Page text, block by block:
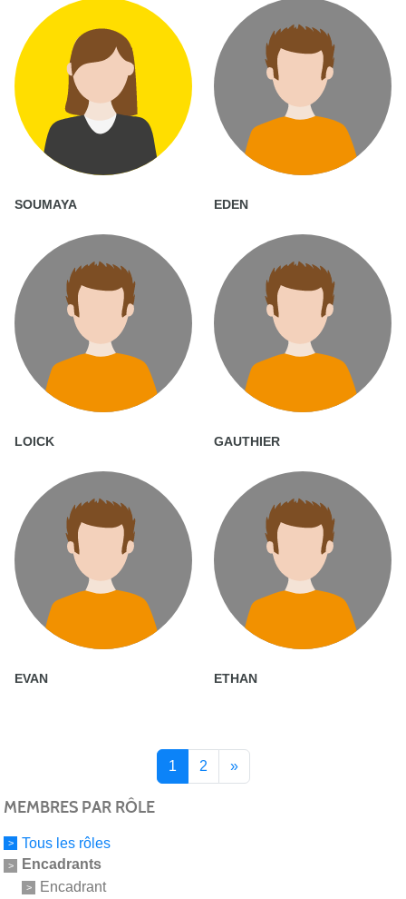
SOUMAYA EDEN
LOICK GAUTHIER
EVAN ETHAN
1 2 »
MEMBRES PAR RÔLE
Tous les rôles
Encadrants
Encadrant